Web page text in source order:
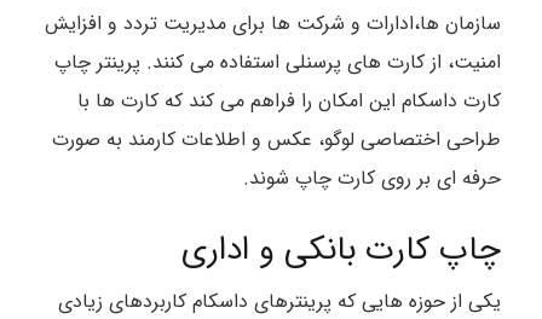
سازمان ها،ادارات و شرکت ها برای مدیریت تردد و افزایش
امنیت، از کارت های پرسنلی استفاده می کنند. پرینتر چاپ
کارت داسکام این امکان را فراهم می کند که کارت ها با
طراحی اختصاصی لوگو، عکس و اطلاعات کارمند به صورت
حرفه ای بر روی کارت چاپ شوند.
چاپ کارت بانکی و اداری
یکی از حوزه هایی که پرینترهای داسکام کاربردهای زیادی